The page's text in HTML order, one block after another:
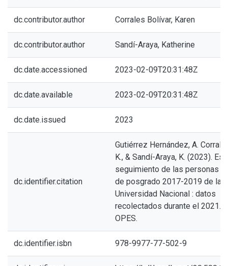
dc.contributor.author Corrales Bolívar, Karen
dc.contributor.author Sandí-Araya, Katherine
dc.date.accessioned 2023-02-09T20:31:48Z
dc.date.available 2023-02-09T20:31:48Z
dc.date.issued 2023
dc.identifier.citation
Gutiérrez Hernández, A.
K., & Sandí-Araya, K. (2023).
seguimiento de las personas
de posgrado 2017-2019 de la
Universidad Nacional : datos
recolectados durante el 2021.
OPES.
dc.identifier.isbn 978-9977-77-502-9